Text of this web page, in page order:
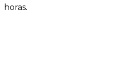
horas.